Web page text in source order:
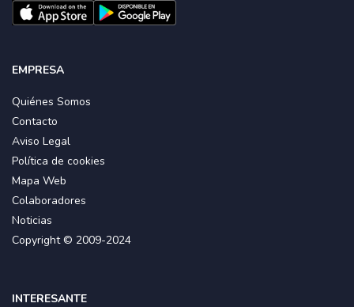
EMPRESA
Quiénes Somos
Contacto
Aviso Legal
Política de cookies
Mapa Web
Colaboradores
Noticias
Copyright © 2009-2024
INTERESANTE